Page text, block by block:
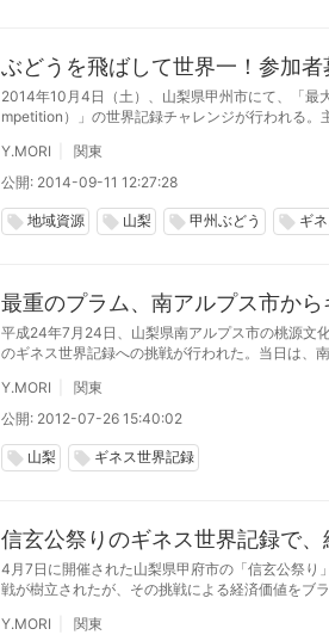
ぶどうを飛ばして世界一！参加
2014年10月4日（土）、山梨県甲州市にて、「
mpetition）」の世界記録チャレンジが行われる。
Y.MORI
関東
公開: 2014-09-11 12:27:28
local_offer 地域資源 local_offer 山梨 local_offer 甲州ぶどう local_offer ギ
最重のプラム、南アルプス市か
平成24年7月24日、山梨県南アルプス市の桃源文
のギネス世界記録への挑戦が行われた。当日は、
認定された。
Y.MORI
関東
公開: 2012-07-26 15:40:02
local_offer 山梨 local_offer ギネス世界記録
信玄公祭りのギネス世界記録で
4月7日に開催された山梨県甲府市の「信玄公祭り
戦が樹立されたが、その挑戦による経済価値をブ
Y.MORI
関東